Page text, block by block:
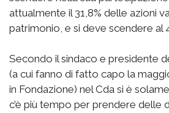
attualmente il 31,8% delle azioni
patrimonio, e si deve scendere al
Secondo il sindaco e presidente
(a cui fanno di fatto capo la
in Fondazione) nel Cda si è
c’è più tempo per prendere delle